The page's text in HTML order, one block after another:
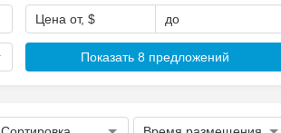
Цена от, $ до
Показать 8 предложений